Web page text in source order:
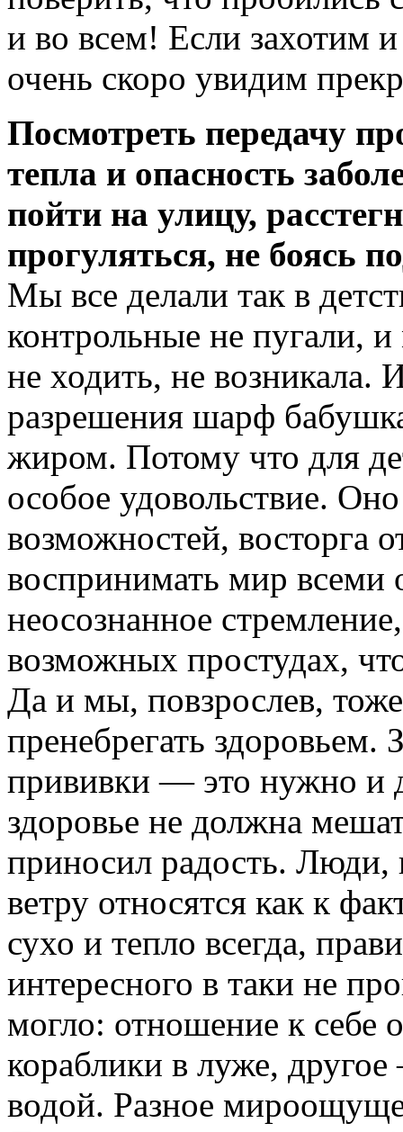
и во всем! Если захотим
очень скоро увидим
Посмотреть передачу
тепла и опасность
пойти на улицу,
прогуляться, не боясь
Мы все делали так в
контрольные не пугали,
не ходить, не возникала.
разрешения шарф
жиром. Потому что для
особое удовольствие.
возможностей, восторга
воспринимать мир всеми
неосознанное
возможных простудах,
Да и мы, повзрослев,
пренебрегать здоровьем.
прививки — это нужно и
здоровье не должна
приносил радость.
ветру относятся как к
сухо и тепло всегда,
интересного в таки не
могло: отношение к себе
кораблики в луже,
водой. Разное